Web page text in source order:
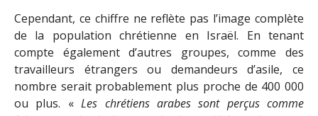
Cependant, ce chiffre ne reflète pas l’image complète
de la population chrétienne en Israël. En tenant
compte également d’autres groupes, comme des
travailleurs étrangers ou demandeurs d’asile, ce
nombre serait probablement plus proche de 400 000
ou plus. «Les chrétiens arabes sont perçus comme